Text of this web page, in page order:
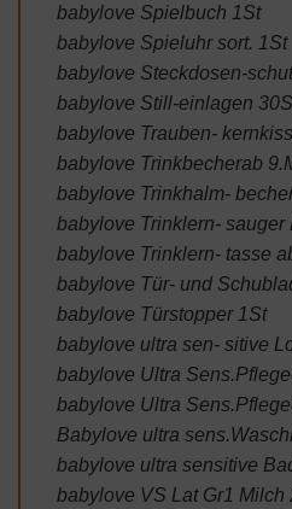
babylove Spielbuch 1St
babylove Spieluhr sort. 1St
babylove Steckdosen-
babylove Still-einlagen
babylove Trauben-
babylove Trinkbecherab
babylove Trinkhalm-
babylove Trinklern- sauger
babylove Trinklern- tasse
babylove Tür- und
babylove Türstopper 1St
babylove ultra sen- sitive
babylove Ultra
babylove Ultra
Babylove ultra
babylove ultra sensitive
babylove VS Lat Gr1 Milch